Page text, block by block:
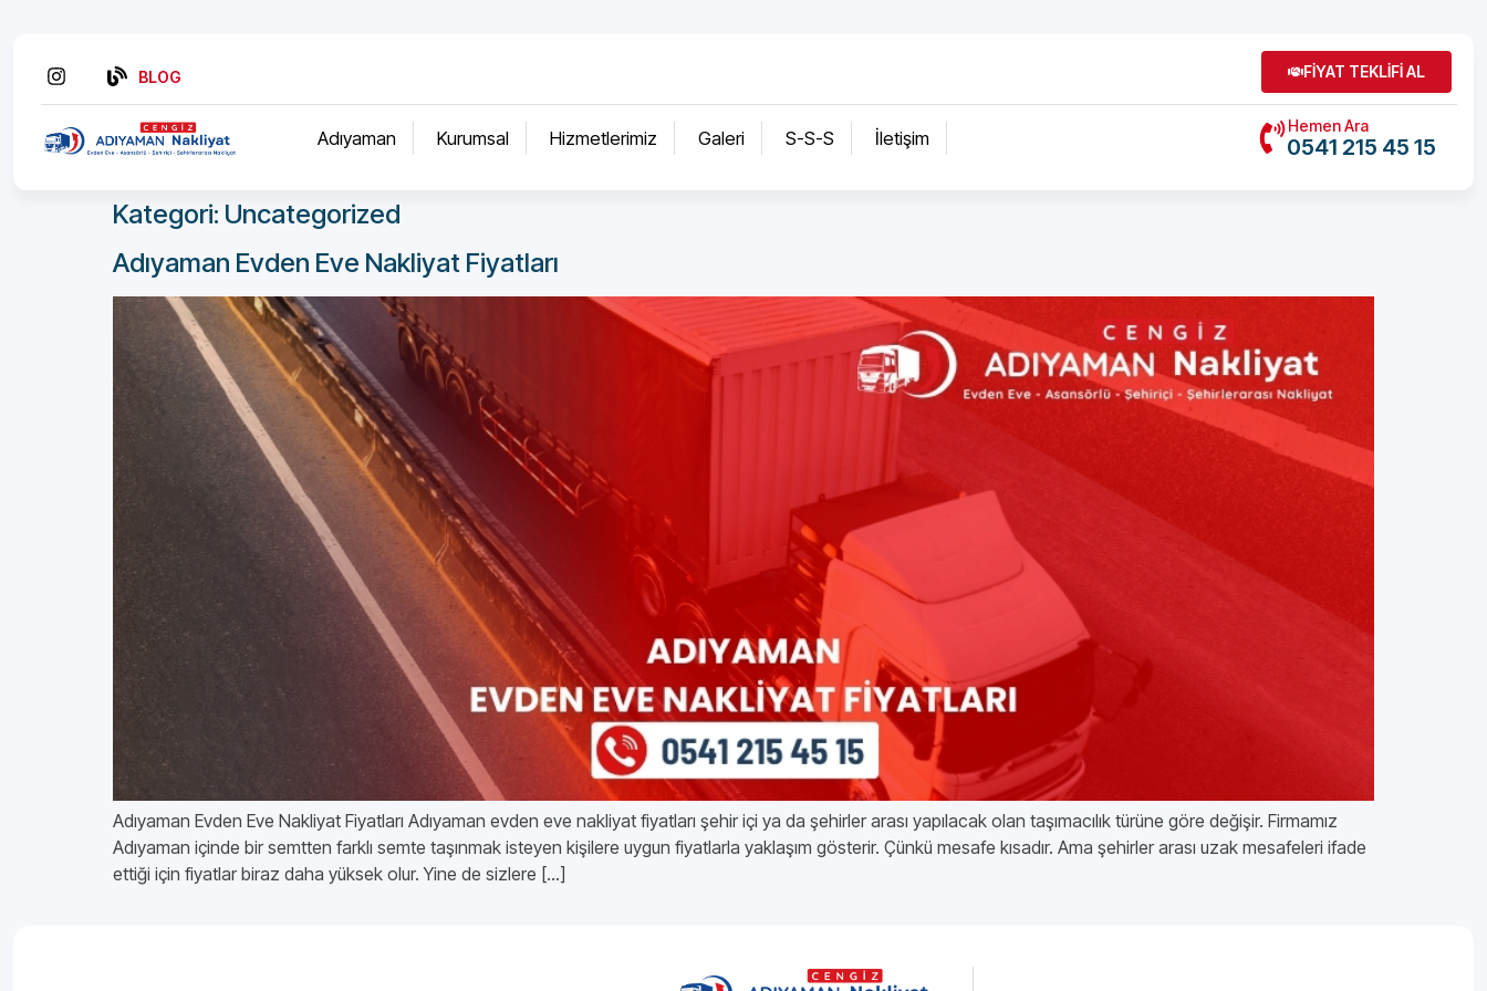
BLOG FİYAT TEKLİFİ AL
Adıyaman Kurumsal Hizmetlerimiz Galeri S-S-S İletişim
Hemen Ara
0541 215 45 15
Kategori: Uncategorized
Adıyaman Evden Eve Nakliyat Fiyatları
Adıyaman Evden Eve Nakliyat Fiyatları Adıyaman evden eve nakliyat fiyatları şehir içi ya da şehirler arası yapılacak olan taşımacılık türüne göre değişir. Firmamız
Adıyaman içinde bir semtten farklı semte taşınmak isteyen kişilere uygun fiyatlarla yaklaşım gösterir. Çünkü mesafe kısadır. Ama şehirler arası uzak mesafeleri ifade
ettiği için fiyatlar biraz daha yüksek olur. Yine de sizlere […]